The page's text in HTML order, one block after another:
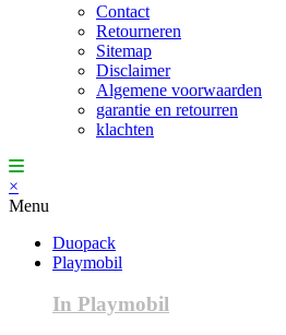
Contact
Retourneren
Sitemap
Disclaimer
Algemene voorwaarden
garantie en retourren
klachten
×
Menu
Duopack
Playmobil
In Playmobil